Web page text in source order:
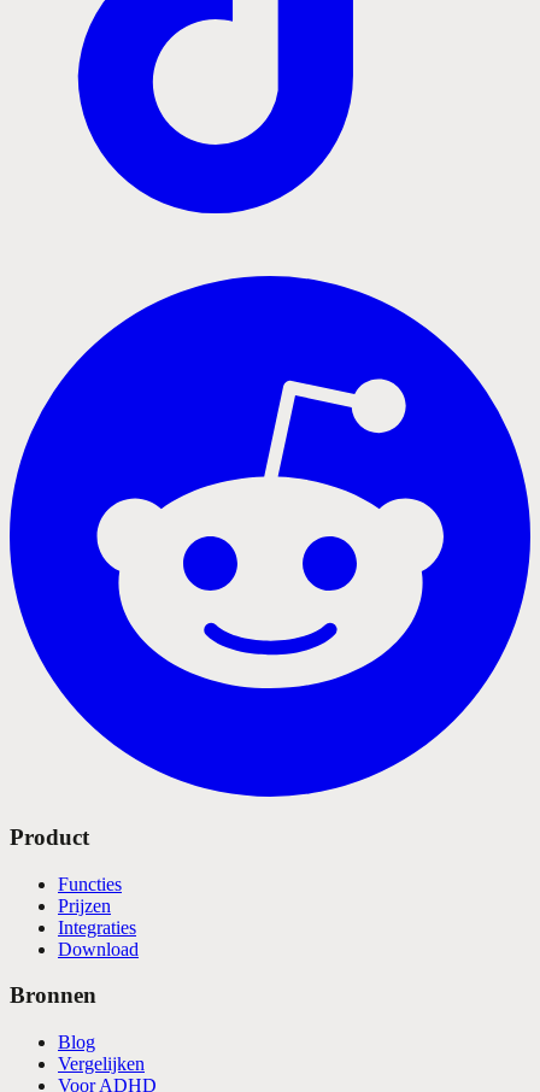
Product
Functies
Prijzen
Integraties
Download
Bronnen
Blog
Vergelijken
Voor ADHD